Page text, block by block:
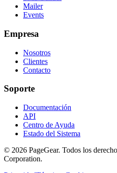
Mailer
Events
Empresa
Nosotros
Clientes
Contacto
Soporte
Documentación
API
Centro de Ayuda
Estado del Sistema
© 2026 PageGear. Todos los
Corporation.